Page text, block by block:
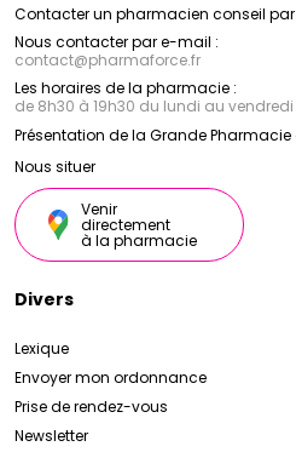
Contacter un pharmacien conseil par
Nous contacter par e-mail :
contact@pharmaforce.fr
Les horaires de la pharmacie :
de 8h30 à 19h30 du lundi au
Présentation de la Grande Pharmacie
Nous situer
Venir
directement
à la pharmacie
Divers
Lexique
Envoyer mon ordonnance
Prise de rendez-vous
Newsletter